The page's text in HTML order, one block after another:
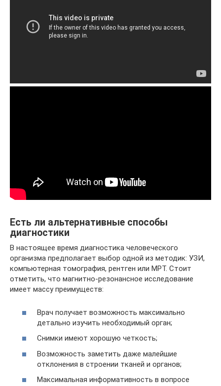
Есть ли альтернативные способы
диагностики
В настоящее время диагностика человеческого
организма предполагает выбор одной из методик: УЗИ,
компьютерная томография, рентген или МРТ. Стоит
отметить, что магнитно-резонансное исследование
имеет массу преимуществ:
Врач получает возможность максимально
детально изучить необходимый орган;
Снимки имеют хорошую четкость;
Возможность заметить даже малейшие
отклонения в строении тканей и органов;
Максимальная информативность в вопросе